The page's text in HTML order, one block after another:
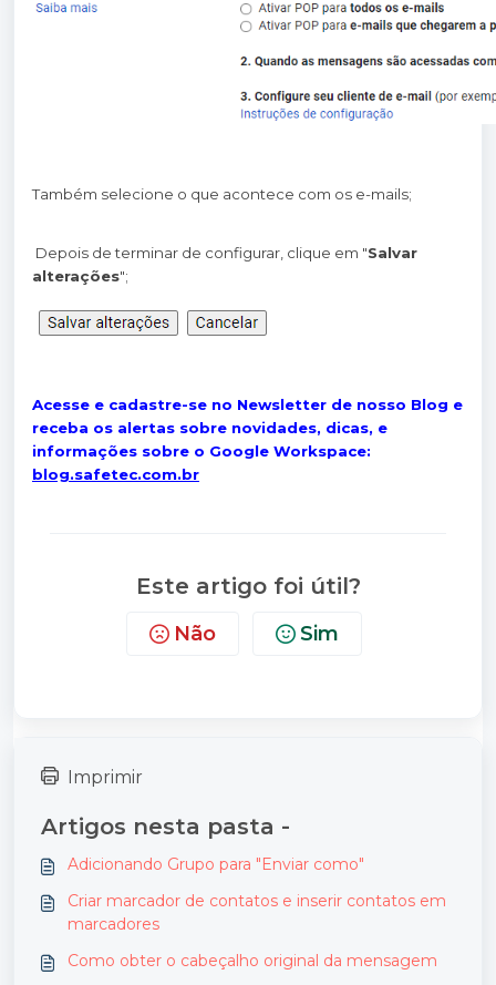
Também selecione o que acontece com os e-mails;
Depois de terminar de configurar, clique em "Salvar
alterações";
Acesse e cadastre-se no Newsletter de nosso Blog e
receba os alertas sobre novidades, dicas, e
informações sobre o Google Workspace:
blog.safetec.com.br
Este artigo foi útil?
Não Sim
Imprimir
Artigos nesta pasta -
Adicionando Grupo para "Enviar como"
Criar marcador de contatos e inserir contatos em
marcadores
Como obter o cabeçalho original da mensagem